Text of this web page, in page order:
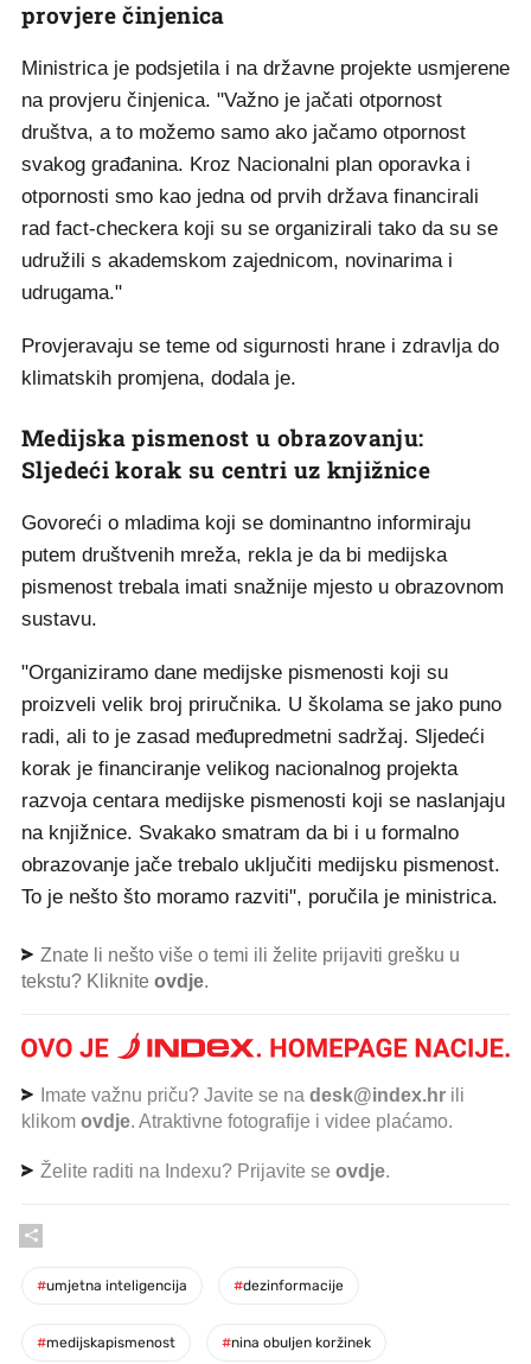
provjere činjenica
Ministrica je podsjetila i na državne projekte usmjerene
na provjeru činjenica. "Važno je jačati otpornost
društva, a to možemo samo ako jačamo otpornost
svakog građanina. Kroz Nacionalni plan oporavka i
otpornosti smo kao jedna od prvih država financirali
rad fact-checkera koji su se organizirali tako da su se
udružili s akademskom zajednicom, novinarima i
udrugama."
Provjeravaju se teme od sigurnosti hrane i zdravlja do
klimatskih promjena, dodala je.
Medijska pismenost u obrazovanju:
Sljedeći korak su centri uz knjižnice
Govoreći o mladima koji se dominantno informiraju
putem društvenih mreža, rekla je da bi medijska
pismenost trebala imati snažnije mjesto u obrazovnom
sustavu.
"Organiziramo dane medijske pismenosti koji su
proizveli velik broj priručnika. U školama se jako puno
radi, ali to je zasad međupredmetni sadržaj. Sljedeći
korak je financiranje velikog nacionalnog projekta
razvoja centara medijske pismenosti koji se naslanjaju
na knjižnice. Svakako smatram da bi i u formalno
obrazovanje jače trebalo uključiti medijsku pismenost.
To je nešto što moramo razviti", poručila je ministrica.
Znate li nešto više o temi ili želite prijaviti grešku u
tekstu? Kliknite ovdje.
Imate važnu priču? Javite se na desk@index.hr ili
klikom ovdje. Atraktivne fotografije i videe plaćamo.
Želite raditi na Indexu? Prijavite se ovdje.
#umjetna inteligencija #dezinformacije
#medijskapismenost #nina obuljen koržinek